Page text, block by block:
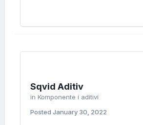
Sqvid Aditiv
in Komponente i aditivi
Posted January 30, 2022